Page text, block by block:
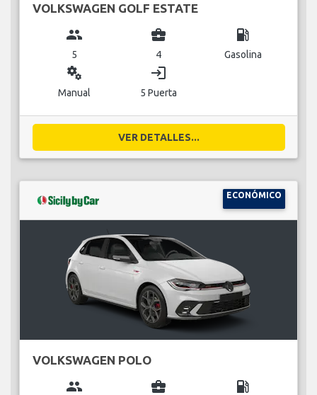
VOLKSWAGEN GOLF ESTATE
group
5
business_center
4
local_gas_station
Gasolina
miscellaneous_services
Manual
login
5 Puerta
VER DETALLES...
ECONÓMICO
VOLKSWAGEN POLO
group business_center local_gas_station